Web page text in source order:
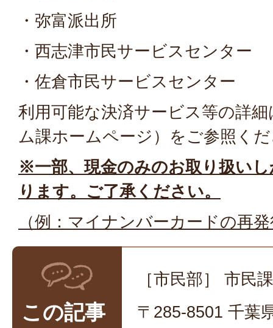
・弥富派出所
・西志津市民サービスセンター
・佐倉市民サービスセンター
利用可能な決済サービス等の詳細
ム課ホームページ）をご参照く
※一部、現金のみのお取り扱い
ります。ご了承ください。
（例：マイナンバーカードの再
この記事
［市民部］ 市民課
〒285-8501 千葉